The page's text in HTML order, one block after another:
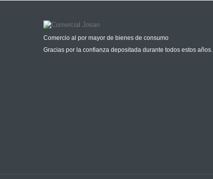
Comercio al por mayor de bienes de consumo
Gracias por la confianza depositada durante todos estos años.